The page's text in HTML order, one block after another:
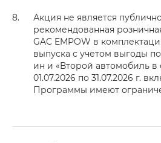
Акция не является
рекомендованная
GAC EMPOW в
выпуска с учетом выгоды
ин и «Второй автомобиль
01.07.2026 по 31.07.2026 г.
Программы имеют